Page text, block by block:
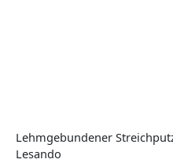
Lehmgebundener
Lesando